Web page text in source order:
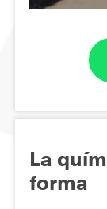
La
forma